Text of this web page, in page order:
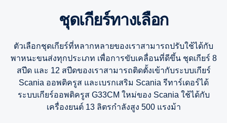
7 ลิตร
ชุดเกียร์ทางเลือก
ตัวเลือกชุดเกียร์ที่หลากหลายของเราสามารถปรับใช้ได้กับ
พาหนะขนส่งทุกประเภท เพื่อการขับเคลื่อนที่ดีขึ้น ชุดเกียร์ 8
สปีด และ 12 สปีดของเราสามารถติดตั้งเข้ากับระบบเกียร์
Scania ออพติครูส และเบรกเสริม Scania รีทาร์เดอร์ได้
ระบบเกียร์ออพติครูส G33CM ใหม่ของ Scania ใช้ได้กับ
เครื่องยนต์ 13 ลิตรกำลังสูง 500 แรงม้า